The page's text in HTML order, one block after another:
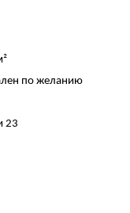
по желанию
23